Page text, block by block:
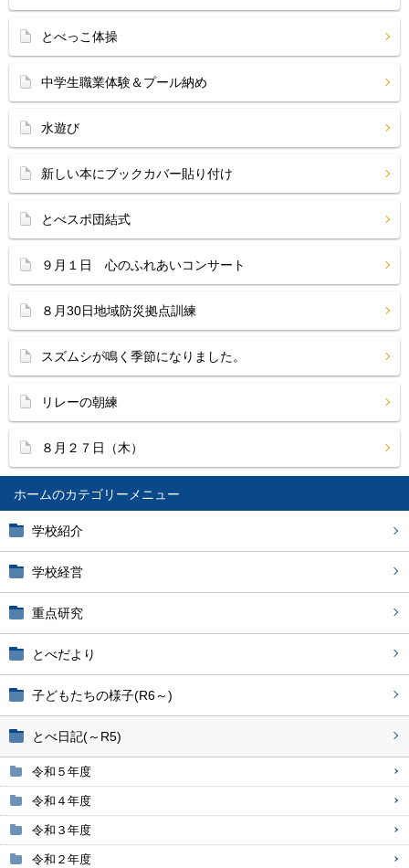
ホーム
学校紹介
学校経営
重点研究
とべだより
子どもたちの様子(R6～)
とべ日記(～R5)
令和５年度
令和４年度
令和３年度
令和２年度
とべっこ体操
中学生職業体験＆プール納め
水遊び
新しい本にブックカバー貼り付け
とべスポ団結式
９月１日 心のふれあいコンサート
８月30日地域防災拠点訓練
スズムシが鳴く季節になりました。
リレーの朝練
８月２７日（木）